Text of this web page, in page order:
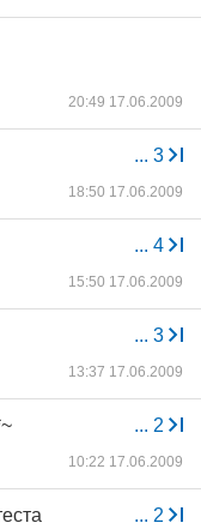
20:49 17.06.2009
... 3
18:50 17.06.2009
... 4
15:50 17.06.2009
... 3
13:37 17.06.2009
... 2
10:22 17.06.2009
... 2